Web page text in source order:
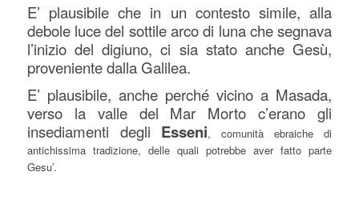
E’ plausibile che in un contesto simile, alla
debole luce del sottile arco di luna che segnava
l’inizio del digiuno, ci sia stato anche Gesù,
proveniente dalla Galilea.
E’ plausibile, anche perché vicino a Masada,
verso la valle del Mar Morto c’erano gli
insediamenti degli Esseni, comunità ebraiche di
antichissima tradizione, delle quali potrebbe aver fatto parte
Gesu’.